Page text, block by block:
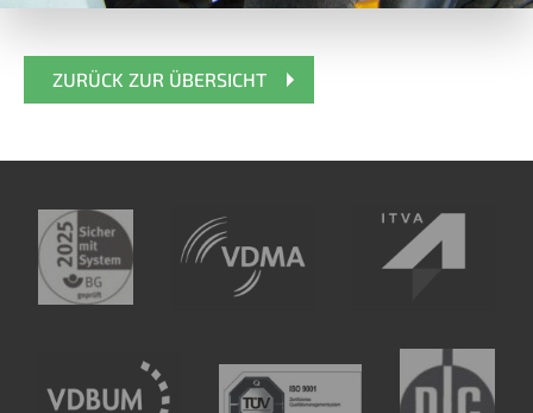
ZURÜCK ZUR ÜBERSICHT